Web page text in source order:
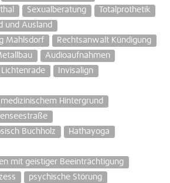
Sexualberatung
Totalprothetik
und Ausland
Mahlsdorf
Rechtsanwalt Kündigung
Audioaufnahmen
Invisalign
Hintergrund
Buchholz
Hathayoga
mit geistiger Beeinträchtigung
psychische Störung